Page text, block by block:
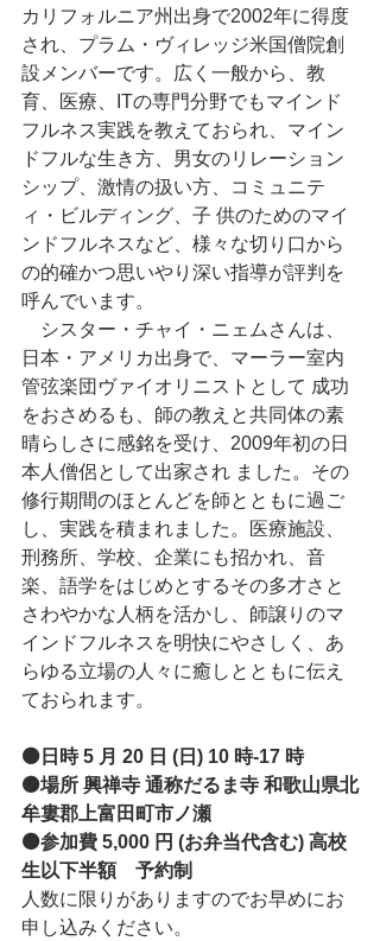
カリフォルニア州出身で2002年に得度
され、プラム・ヴィレッジ米国僧院創
設メンバーです。広く一般から、教
育、医療、ITの専門分野でもマインド
フルネス実践を教えておられ、マイン
ドフルな生き方、男女のリレーション
シップ、激情の扱い方、コミュニテ
ィ・ビルディング、子 供のためのマイ
ンドフルネスなど、様々な切り口から
の的確かつ思いやり深い指導が評判を
呼んでいます。
シスター・チャイ・ニェムさんは、
日本・アメリカ出身で、マーラー室内
管弦楽団ヴァイオリニストとして 成功
をおさめるも、師の教えと共同体の素
晴らしさに感銘を受け、2009年初の日
本人僧侶として出家され ました。その
修行期間のほとんどを師とともに過ご
し、実践を積まれました。医療施設、
刑務所、学校、企業にも招かれ、音
楽、語学をはじめとするその多才さと
さわやかな人柄を活かし、師譲りのマ
インドフルネスを明快にやさしく、あ
らゆる立場の人々に癒しとともに伝え
ておられます。
⚫日時 5 月 20 日 (日) 10 時-17 時
⚫場所 興禅寺 通称だるま寺 和歌山県北
牟婁郡上富田町市ノ瀬
⚫参加費 5,000 円 (お弁当代含む) 高校
生以下半額　予約制
人数に限りがありますのでお早めにお
申し込みください。